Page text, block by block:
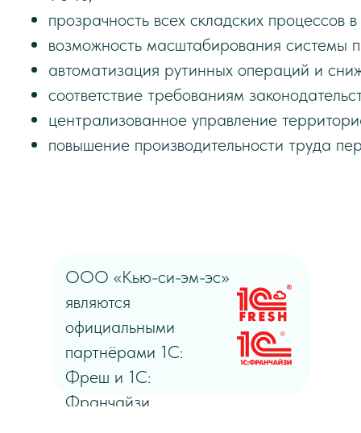
прозрачность всех складских
возможность масштабирования системы
автоматизация рутинных операций и
соответствие требованиям
централизованное управление
повышение производительности труда
ООО «Кью-си-эм-эс»
являются
официальными
партнёрами 1C:
Фреш и 1C:
Франчайзи